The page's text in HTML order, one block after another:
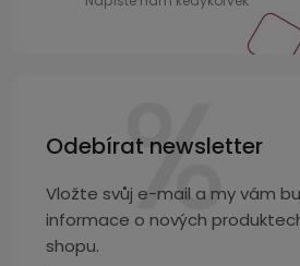
Odebírat newsletter
Vložte svůj e-mail a my vám
informace o nových
shopu.